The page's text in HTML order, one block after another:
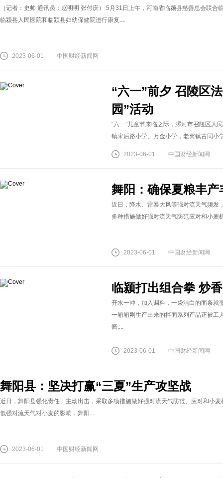
（记者：史帅 通讯员：赵明明 张付庆） 5月31日上午，河南省临颍县慈善总会联
临颍县人民医院和临颍县妇幼保健院进行康复....
2023-06-01 中国财经新闻网
“六一”前夕 召陵区
园”活动
“六一”儿童节来临之际，漯河市召陵区人
镇宋后路小学、万金小学，老窝镇古同小
2023-06-01 中国财经新闻网
舞阳：确保夏粮丰产
近日，降水、雷暴大风等强对流天气频发
多种措施做好强对流天气防范应对和小麦
2023-06-01 中国财经新闻网
临颍打出组合拳 炒
开水一冲，加入调料，一袋洁白的面条就
一箱箱刚生产出来的拌面系列产品正被工
酱....
2023-06-01 中国财经新闻网
舞阳县：坚决打赢“三夏”生产攻坚战
近日，舞阳县强化责任、主动出击，采取多项措施做好强对流天气防范、应对和小
低强对流天气对小麦的影响，舞阳....
2023-06-01 中国财经新闻网